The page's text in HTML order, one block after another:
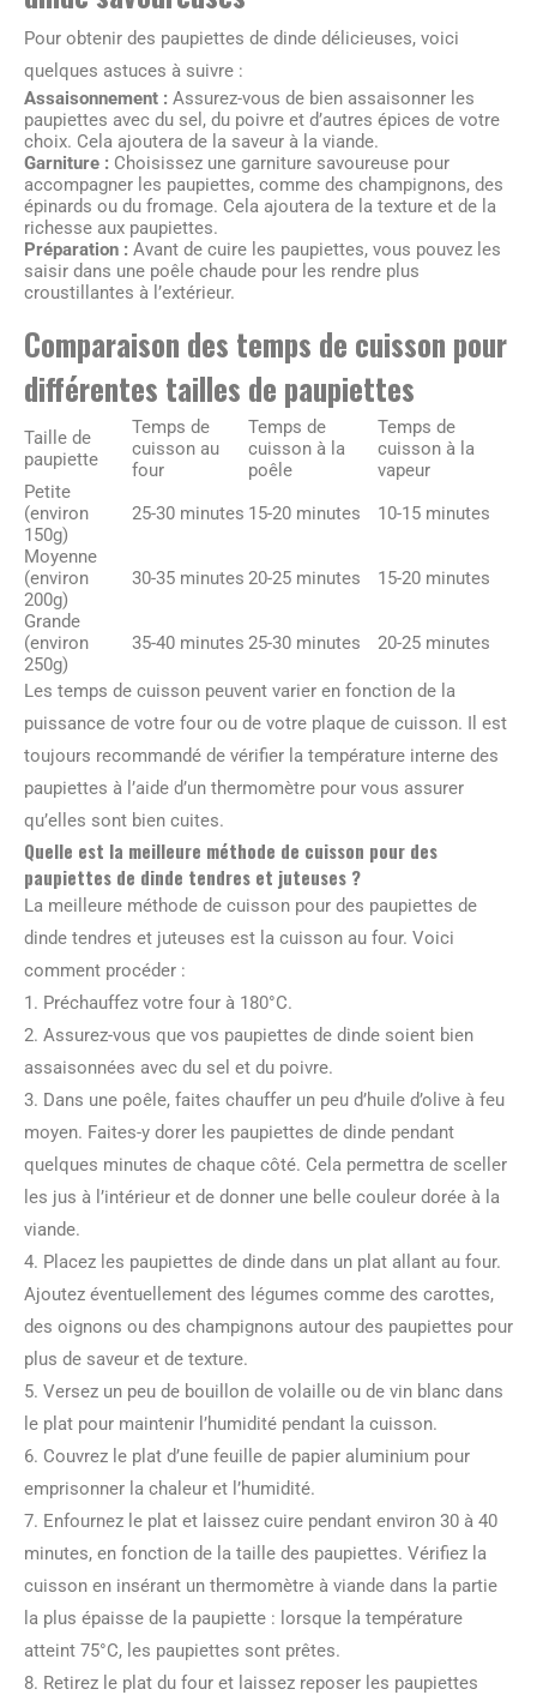
Pour obtenir des paupiettes de dinde délicieuses, voici
quelques astuces à suivre :
Assaisonnement : Assurez-vous de bien assaisonner les
paupiettes avec du sel, du poivre et d’autres épices de votre
choix. Cela ajoutera de la saveur à la viande.
Garniture : Choisissez une garniture savoureuse pour
accompagner les paupiettes, comme des champignons, des
épinards ou du fromage. Cela ajoutera de la texture et de la
richesse aux paupiettes.
Préparation : Avant de cuire les paupiettes, vous pouvez les
saisir dans une poêle chaude pour les rendre plus
croustillantes à l’extérieur.
Comparaison des temps de cuisson pour
différentes tailles de paupiettes
Taille de
paupiette
Temps de
cuisson au
four
Temps de
cuisson à la
poêle
Temps de
cuisson à la
vapeur
Petite
(environ
150g)
25-30 minutes 15-20 minutes
10-15 minutes
Moyenne
(environ
200g)
30-35 minutes 20-25 minutes
15-20 minutes
Grande
(environ
250g)
35-40 minutes 25-30 minutes 20-25 minutes
Les temps de cuisson peuvent varier en fonction de la
puissance de votre four ou de votre plaque de cuisson. Il est
toujours recommandé de vérifier la température interne des
paupiettes à l’aide d’un thermomètre pour vous assurer
qu’elles sont bien cuites.
Quelle est la meilleure méthode de cuisson pour des
paupiettes de dinde tendres et juteuses ?
La meilleure méthode de cuisson pour des paupiettes de
dinde tendres et juteuses est la cuisson au four. Voici
comment procéder :
1. Préchauffez votre four à 180°C.
2. Assurez-vous que vos paupiettes de dinde soient bien
assaisonnées avec du sel et du poivre.
3. Dans une poêle, faites chauffer un peu d’huile d’olive à feu
moyen. Faites-y dorer les paupiettes de dinde pendant
quelques minutes de chaque côté. Cela permettra de sceller
les jus à l’intérieur et de donner une belle couleur dorée à la
viande.
4. Placez les paupiettes de dinde dans un plat allant au four.
Ajoutez éventuellement des légumes comme des carottes,
des oignons ou des champignons autour des paupiettes pour
plus de saveur et de texture.
5. Versez un peu de bouillon de volaille ou de vin blanc dans
le plat pour maintenir l’humidité pendant la cuisson.
6. Couvrez le plat d’une feuille de papier aluminium pour
emprisonner la chaleur et l’humidité.
7. Enfournez le plat et laissez cuire pendant environ 30 à 40
minutes, en fonction de la taille des paupiettes. Vérifiez la
cuisson en insérant un thermomètre à viande dans la partie
la plus épaisse de la paupiette : lorsque la température
atteint 75°C, les paupiettes sont prêtes.
8. Retirez le plat du four et laissez reposer les paupiettes